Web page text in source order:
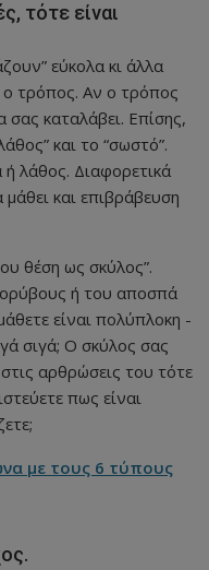
τότε είναι
εύκολα κι άλλα
ο τρόπος. Αν ο τρόπος
σας καταλάβει. Επίσης,
και το “σωστό”.
λάθος. Διαφορετικά
και επιβράβευση
θέση ως σκύλος”.
ή του αποσπά
είναι πολύπλοκη -
σιγά; Ο σκύλος σας
αρθρώσεις του τότε
πως είναι
με τους 6 τύπους